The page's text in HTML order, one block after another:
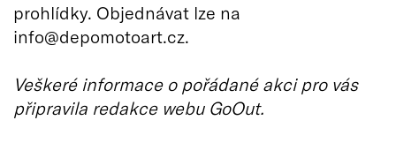
prohlídky. Objednávat lze na
info@depomotoart.cz.
Veškeré informace o pořádané akci pro vás
připravila redakce webu GoOut.